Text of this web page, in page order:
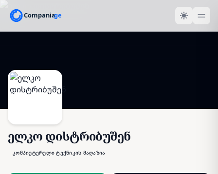
ელკო დისტრიბუშენ
კომპიუტერული ტექნიკის მაღაზია